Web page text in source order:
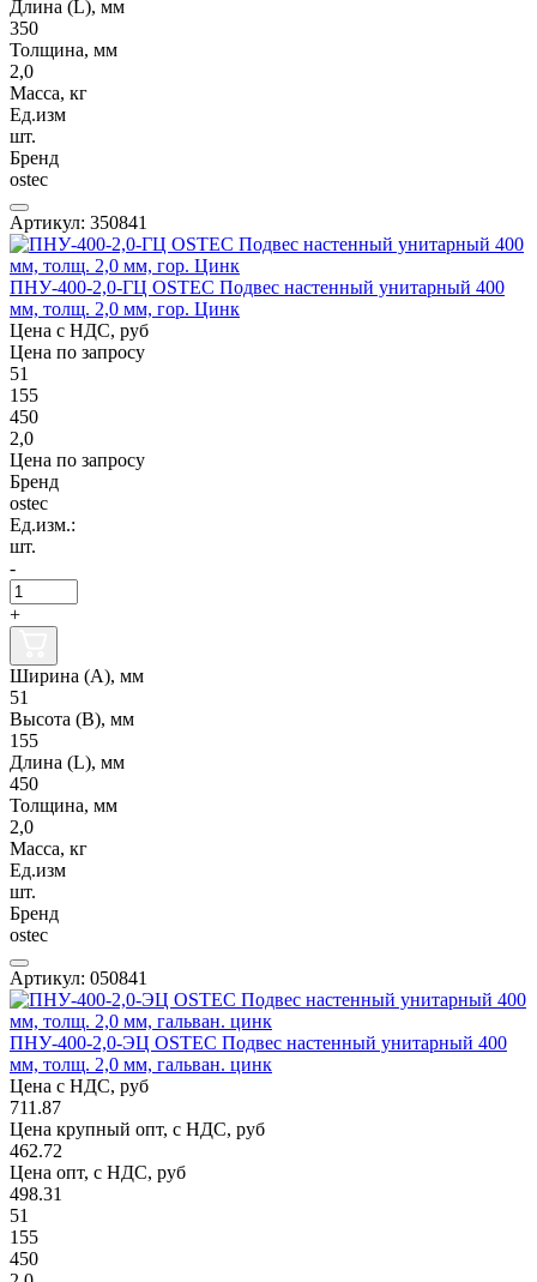
Длина (L), мм
350
Толщина, мм
2,0
Масса, кг
Ед.изм
шт.
Бренд
ostec
Артикул: 350841
ПНУ-400-2,0-ГЦ OSTEC Подвес настенный унитарный 400
мм, толщ. 2,0 мм, гор. Цинк
Цена с НДС, руб
Цена по запросу
51
155
450
2,0
Цена по запросу
Бренд
ostec
Ед.изм.:
шт.
-
+
Ширина (А), мм
51
Высота (В), мм
155
Длина (L), мм
450
Толщина, мм
2,0
Масса, кг
Ед.изм
шт.
Бренд
ostec
Артикул: 050841
ПНУ-400-2,0-ЭЦ OSTEC Подвес настенный унитарный 400
мм, толщ. 2,0 мм, гальван. цинк
Цена с НДС, руб
711.87
Цена крупный опт, с НДС, руб
462.72
Цена опт, с НДС, руб
498.31
51
155
450